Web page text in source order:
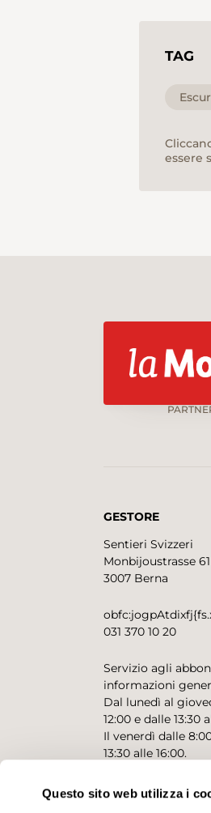
Questo sito web utilizza i
TAG
essere
GESTORE
Sentieri Svizzeri
Monbijoustrasse 61
3007 Berna
031 370 10 20
Servizio agli
informazioni
Dal lunedì al
12:00 e dalle 13:30
Il venerdì dalle
13:30 alle 16:00.
CONTATTO